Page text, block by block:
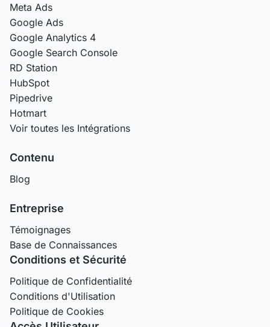
Meta Ads
Google Ads
Google Analytics 4
Google Search Console
RD Station
HubSpot
Pipedrive
Hotmart
Voir toutes les Intégrations
Contenu
Blog
Entreprise
Témoignages
Base de Connaissances
Conditions et Sécurité
Politique de Confidentialité
Conditions d'Utilisation
Politique de Cookies